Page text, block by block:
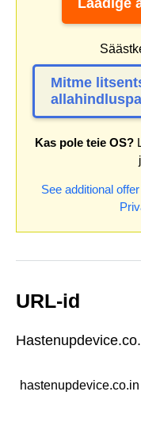
Laadige
Mitme
Kas pole teie OS?
See additional
URL-id
hastenupdevice.co.in